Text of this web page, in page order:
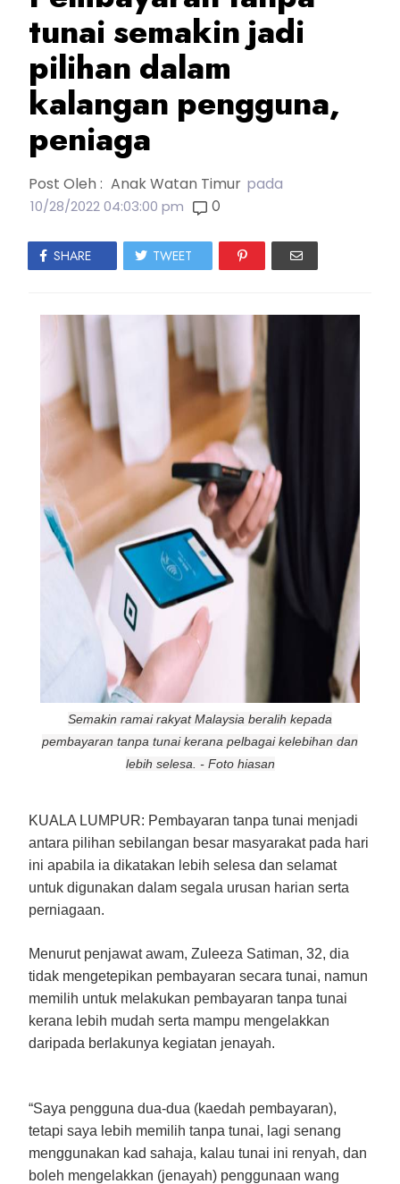
tunai semakin jadi
pilihan dalam
kalangan pengguna,
peniaga
Post Oleh : Anak Watan Timur pada
10/28/2022 04:03:00 pm 0
SHARE TWEET
Semakin ramai rakyat Malaysia beralih kepada
pembayaran tanpa tunai kerana pelbagai kelebihan dan
lebih selesa. - Foto hiasan
KUALA LUMPUR: Pembayaran tanpa tunai menjadi
antara pilihan sebilangan besar masyarakat pada hari
ini apabila ia dikatakan lebih selesa dan selamat
untuk digunakan dalam segala urusan harian serta
perniagaan.
Menurut penjawat awam, Zuleeza Satiman, 32, dia
tidak mengetepikan pembayaran secara tunai, namun
memilih untuk melakukan pembayaran tanpa tunai
kerana lebih mudah serta mampu mengelakkan
daripada berlakunya kegiatan jenayah.
“Saya pengguna dua-dua (kaedah pembayaran),
tetapi saya lebih memilih tanpa tunai, lagi senang
menggunakan kad sahaja, kalau tunai ini renyah, dan
boleh mengelakkan (jenayah) penggunaan wang